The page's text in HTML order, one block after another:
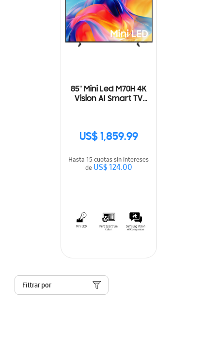
85" Mini Led M70H 4K
Vision AI Smart TV
US$ 1,859.99
Hasta 15 cuotas sin intereses
deUS$ 124.00
Filtrar por